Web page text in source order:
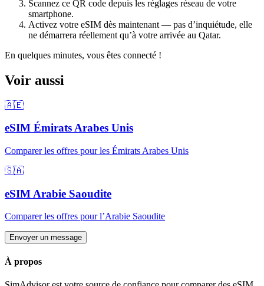
Scannez ce QR code depuis les réglages réseau de votre
smartphone.
Activez votre eSIM dès maintenant — pas d’inquiétude, elle
ne démarrera réellement qu’à votre arrivée au Qatar.
En quelques minutes, vous êtes connecté !
Voir aussi
🇦🇪
eSIM Émirats Arabes Unis
Comparer les offres pourles Émirats Arabes Unis
🇸🇦
eSIM Arabie Saoudite
Comparer les offres pourl’Arabie Saoudite
Envoyer un message
À propos